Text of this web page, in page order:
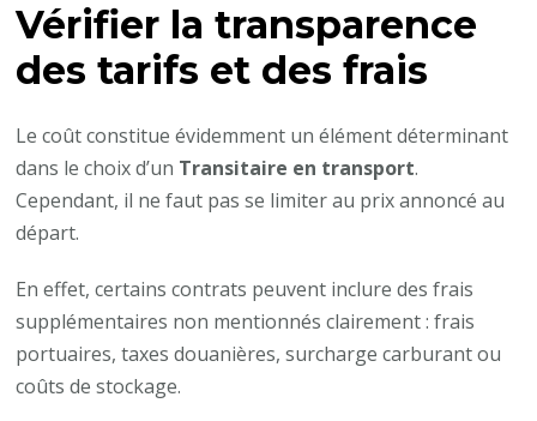
Vérifier la transparence
des tarifs et des frais
Le coût constitue évidemment un élément déterminant
dans le choix d’un Transitaire en transport.
Cependant, il ne faut pas se limiter au prix annoncé au
départ.
En effet, certains contrats peuvent inclure des frais
supplémentaires non mentionnés clairement : frais
portuaires, taxes douanières, surcharge carburant ou
coûts de stockage.